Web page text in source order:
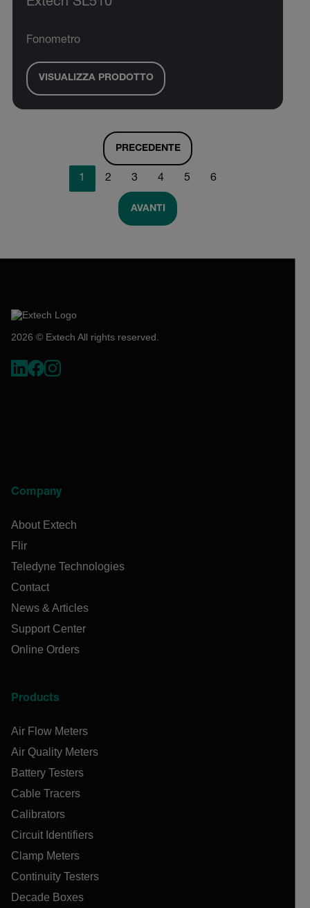
Extech SL510
Fonometro
VISUALIZZA PRODOTTO
PRECEDENTE
1 2 3 4 5 6
AVANTI
2026 © Extech All rights reserved.
Company
About Extech
Flir
Teledyne Technologies
Contact
News & Articles
Support Center
Online Orders
Products
Air Flow Meters
Air Quality Meters
Battery Testers
Cable Tracers
Calibrators
Circuit Identifiers
Clamp Meters
Continuity Testers
Decade Boxes